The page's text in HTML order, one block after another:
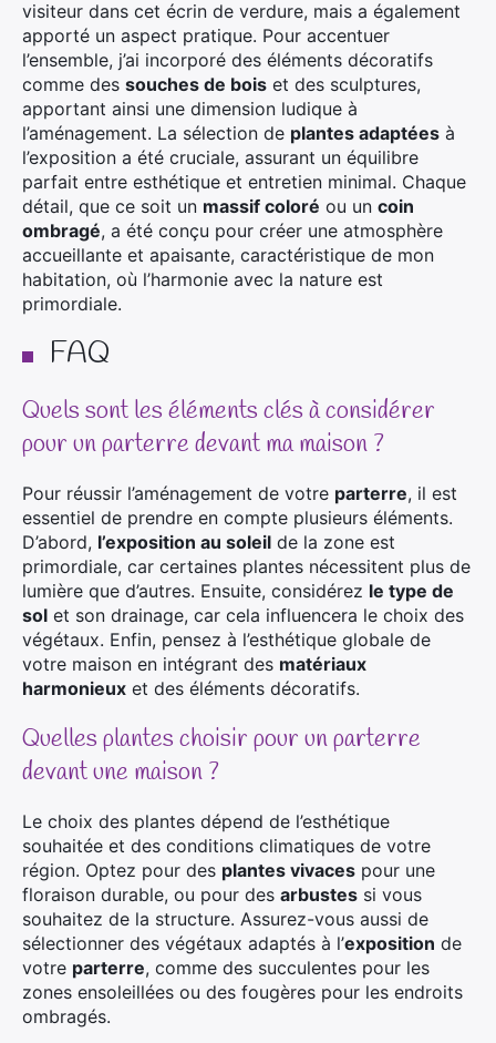
visiteur dans cet écrin de verdure, mais a également
apporté un aspect pratique. Pour accentuer
l’ensemble, j’ai incorporé des éléments décoratifs
comme des souches de bois et des sculptures,
apportant ainsi une dimension ludique à
l’aménagement. La sélection de plantes adaptées à
l’exposition a été cruciale, assurant un équilibre
parfait entre esthétique et entretien minimal. Chaque
détail, que ce soit un massif coloré ou un coin
ombragé, a été conçu pour créer une atmosphère
accueillante et apaisante, caractéristique de mon
habitation, où l’harmonie avec la nature est
primordiale.
FAQ
Quels sont les éléments clés à considérer
pour un parterre devant ma maison ?
Pour réussir l’aménagement de votre parterre, il est
essentiel de prendre en compte plusieurs éléments.
D’abord, l’exposition au soleil de la zone est
primordiale, car certaines plantes nécessitent plus de
lumière que d’autres. Ensuite, considérez le type de
sol et son drainage, car cela influencera le choix des
végétaux. Enfin, pensez à l’esthétique globale de
votre maison en intégrant des matériaux
harmonieux et des éléments décoratifs.
Quelles plantes choisir pour un parterre
devant une maison ?
Le choix des plantes dépend de l’esthétique
souhaitée et des conditions climatiques de votre
région. Optez pour des plantes vivaces pour une
floraison durable, ou pour des arbustes si vous
souhaitez de la structure. Assurez-vous aussi de
sélectionner des végétaux adaptés à l’exposition de
votre parterre, comme des succulentes pour les
zones ensoleillées ou des fougères pour les endroits
ombragés.